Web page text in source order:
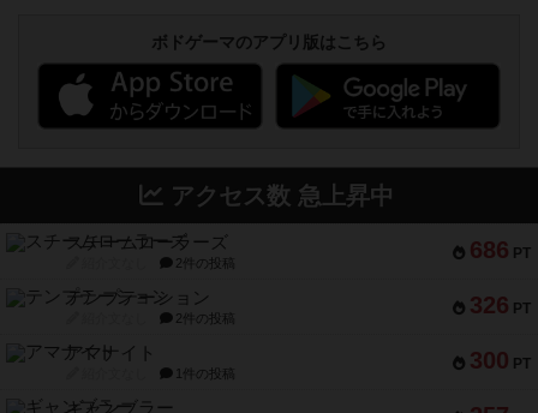
ボドゲーマのアプリ版はこちら
アクセス数 急上昇中
686 PT
スチームローラーズ
2件の投稿
326 PT
テンプテーション
2件の投稿
300 PT
アマナイト
1件の投稿
ギャンブラー